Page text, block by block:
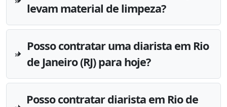
levam material de limpeza?
Posso contratar uma diarista em Rio
de Janeiro (RJ) para hoje?
Posso contratar diarista em Rio de